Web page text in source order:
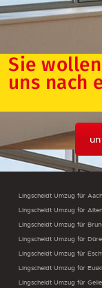
Sie
uns nach
Lingscheidt Umzug für
Lingscheidt Umzug für
Lingscheidt Umzug für
Lingscheidt Umzug für
Lingscheidt Umzug für
Lingscheidt Umzug für
Lingscheidt Umzug für